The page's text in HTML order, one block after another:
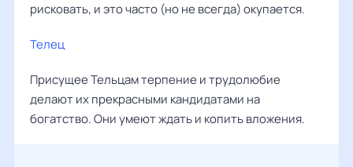
рисковать, и это часто (но не всегда) окупается.
Телец
Присущее Тельцам терпение и трудолюбие
делают их прекрасными кандидатами на
богатство. Они умеют ждать и копить вложения.